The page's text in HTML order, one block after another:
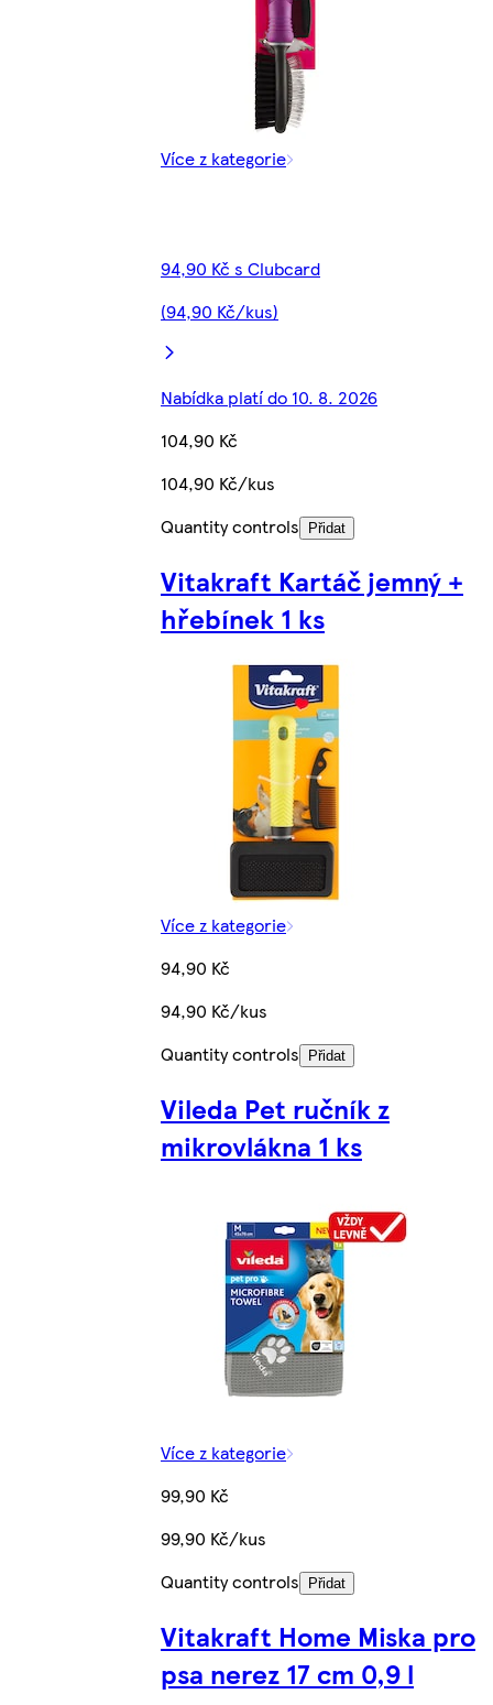
Více z kategorie
94,90 Kč s Clubcard
(94,90 Kč/kus)
Nabídka platí do 10. 8. 2026
104,90 Kč
104,90 Kč/kus
Quantity controls
Přidat
Vitakraft Kartáč jemný +
hřebínek 1 ks
Více z kategorie
94,90 Kč
94,90 Kč/kus
Quantity controls
Přidat
Vileda Pet ručník z
mikrovlákna 1 ks
Více z kategorie
99,90 Kč
99,90 Kč/kus
Quantity controls
Přidat
Vitakraft Home Miska pro
psa nerez 17 cm 0,9 l